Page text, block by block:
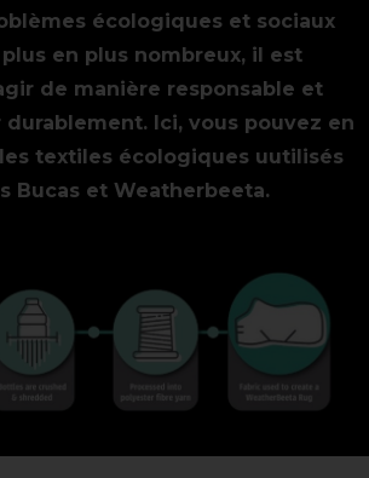
écologiques et sociaux
en plus nombreux, il est
de manière responsable et
Ici, vous pouvez en
textiles écologiques uutilisés
Bucas et Weatherbeeta.